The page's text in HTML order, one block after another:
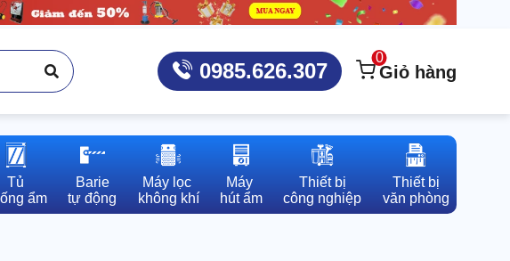
0985.626.307
0
Giỏ hàng
Tủ
ẩm
Barie
tự động
Máy lọc
không khí
Máy
hút ẩm
Thiết bị
công nghiệp
Thiết bị
văn phòng